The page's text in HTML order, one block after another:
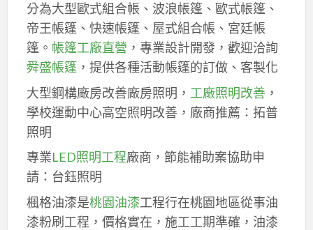
分為大型歐式組合帳、波浪帳篷、歐式帳篷、
帝王帳篷、快速帳篷、屋式組合帳、宮廷帳
篷。 帳篷工廠直營 ，專業設計開發，歡迎洽詢
舜盛帳篷，提供各種活動帳篷的訂做、客製化
大型鋼構廠房改善廠房照明， 工廠照明改善，
學校運動中心高空照明改善，廠商推薦：拓普
照明
專業LED照明工程廠商，節能補助案協助申
請：台鈺照明
楓格油漆是桃園油漆工程行在桃園地區從事油
漆粉刷工程，價格實在，施工工期準確，油漆